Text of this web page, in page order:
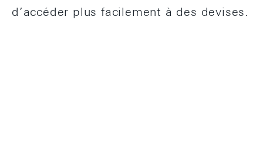
d’accéder plus facilement à des devises.